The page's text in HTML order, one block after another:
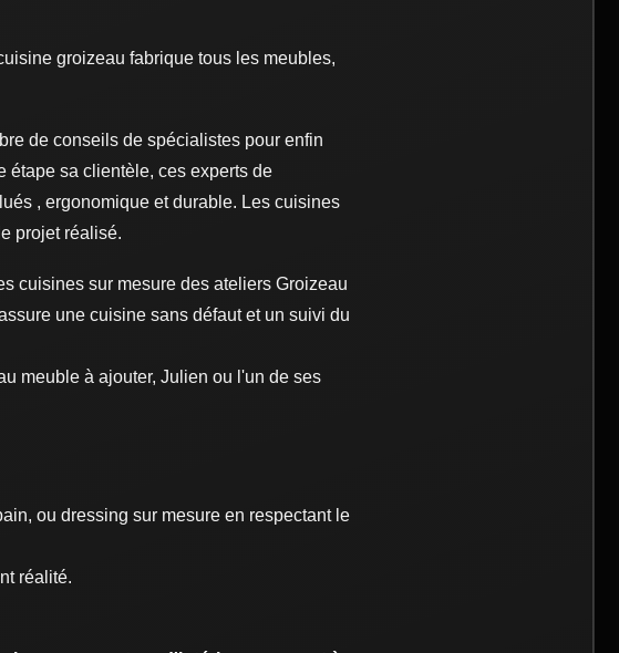
groizeau fabrique tous les meubles,
de conseils de spécialistes pour enfin
étape sa clientèle, ces experts de
, ergonomique et durable. Les cuisines
projet réalisé.
cuisines sur mesure des ateliers Groizeau
une cuisine sans défaut et un suivi du
meuble à ajouter, Julien ou l'un de ses
ou dressing sur mesure en respectant le
réalité.